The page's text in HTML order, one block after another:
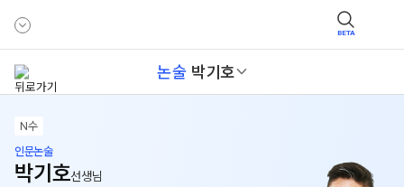
BETA
논술 박기호
N수
인문논술
박기호선생님